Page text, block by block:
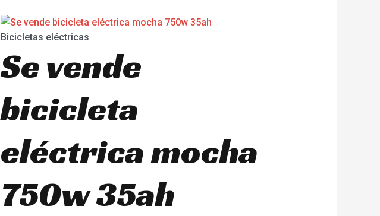
Bicicletas eléctricas
Se vende
bicicleta
eléctrica mocha
750w 35ah